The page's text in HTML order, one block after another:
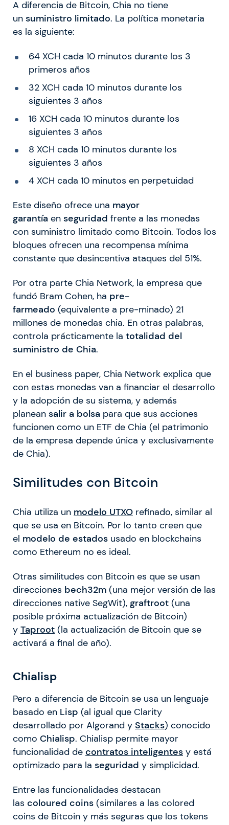
A diferencia de Bitcoin, Chia no tiene
un suministro limitado. La política monetaria
es la siguiente:
64 XCH cada 10 minutos durante los 3
primeros años
32 XCH cada 10 minutos durante los
siguientes 3 años
16 XCH cada 10 minutos durante los
siguientes 3 años
8 XCH cada 10 minutos durante los
siguientes 3 años
4 XCH cada 10 minutos en perpetuidad
Este diseño ofrece una mayor
garantía en seguridad frente a las monedas
con suministro limitado como Bitcoin. Todos los
bloques ofrecen una recompensa mínima
constante que desincentiva ataques del 51%.
Por otra parte Chia Network, la empresa que
fundó Bram Cohen, ha pre-
farmeado (equivalente a pre-minado) 21
millones de monedas chia. En otras palabras,
controla prácticamente la totalidad del
suministro de Chia.
En el business paper, Chia Network explica que
con estas monedas van a financiar el desarrollo
y la adopción de su sistema, y además
planean salir a bolsa para que sus acciones
funcionen como un ETF de Chia (el patrimonio
de la empresa depende única y exclusivamente
de Chia).
Similitudes con Bitcoin
Chia utiliza un modelo UTXO refinado, similar al
que se usa en Bitcoin. Por lo tanto creen que
el modelo de estados usado en blockchains
como Ethereum no es ideal.
Otras similitudes con Bitcoin es que se usan
direcciones bech32m (una mejor versión de las
direcciones native SegWit), graftroot (una
posible próxima actualización de Bitcoin)
y Taproot (la actualización de Bitcoin que se
activará a final de año).
Chialisp
Pero a diferencia de Bitcoin se usa un lenguaje
basado en Lisp (al igual que Clarity
desarrollado por Algorand y Stacks) conocido
como Chialisp. Chialisp permite mayor
funcionalidad de contratos inteligentes y está
optimizado para la seguridad y simplicidad.
Entre las funcionalidades destacan
las coloured coins (similares a las colored
coins de Bitcoin y más seguras que los tokens